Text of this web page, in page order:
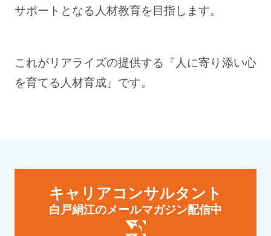
サポートとなる人材教育を目指します。
これがリアライズの提供する『人に寄り添い心
を育てる人材育成』です。
キャリアコンサルタント
白戸絹江のメールマガジン配信中